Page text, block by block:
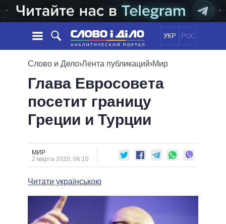
УКР РОС
НОВОСТИ
ЛЕНТА
СОБЫТИЯ
СТАТЬИ
МНЕНИЯ
ОБЗОРЫ
ДАЙДЖЕСТЫ
ПОЛИТИКА
ЭКОНОМИКА
ОБЩЕСТВО
МИР
ОБЕЩАНИЯ
ПОЛИТИКИ
ВСЕ ПОЛИТИКИ
ПРЕЗИДЕНТ И ОФИС
ВЕРХОВНАЯ РАДА
МЭРЫ
ВСЕ ПЕРСОНЫ
ИНФОГРАФИКА
ВИДЕО
СРАВНЕНИЕ ПОЛИТИКОВ
Слово и Дело›Лента публикаций›Мир
Глава Евросовета
посетит границу
Греции и Турции
МИР
2 марта 2020, 06:10
Читати українською